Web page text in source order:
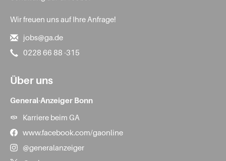
Wir freuen uns auf Ihre Anfrage!
jobs@ga.de
0228 66 88 -315
Über uns
General-Anzeiger Bonn
Karriere beim GA
www.facebook.com/gaonline
@generalanzeiger